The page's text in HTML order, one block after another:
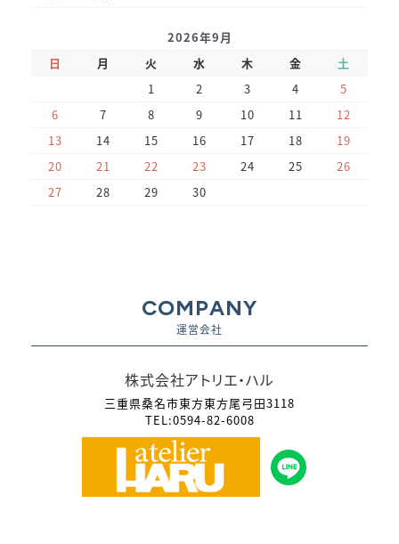
2026年9月
日
月 火 水 木 金
土
1
2 3 4
5
6
7 8 9 10 11
12
13
14 15 16 17 18
19
20
21 22 23 24 25
26
27
28 29 30
COMPANY
運営会社
株式会社アトリエ・ハル
三重県桑名市東方東方尾弓田3118
TEL:0594-82-6008